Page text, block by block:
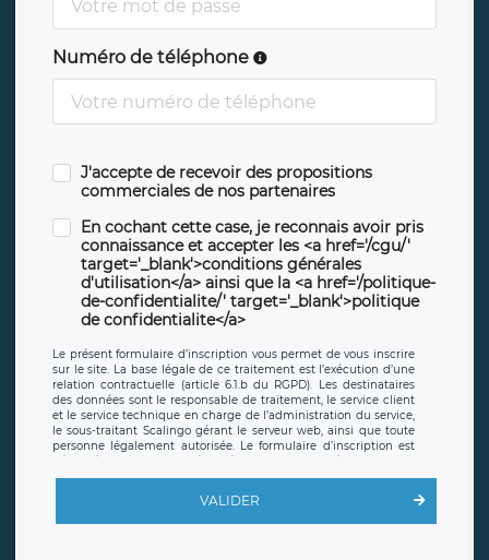
Numéro de téléphone
J'accepte de recevoir des propositions
commerciales de nos partenaires
En cochant cette case, je reconnais avoir pris
connaissance et accepter les <a href='/cgu/'
target='_blank'>conditions générales
d'utilisation</a> ainsi que la <a href='/politique-
de-confidentialite/' target='_blank'>politique
de confidentialite</a>
Le présent formulaire d’inscription vous permet de vous inscrire
sur le site. La base légale de ce traitement est l’exécution d’une
relation contractuelle (article 6.1.b du RGPD). Les destinataires
des données sont le responsable de traitement, le service client
et le service technique en charge de l’administration du service,
le sous-traitant Scalingo gérant le serveur web, ainsi que toute
personne légalement autorisée. Le formulaire d’inscription est
offrant desclauses de protection conformes au RGPD. Les
en sollicite la suppression, étant entendu que vous pouvez
demander la suppression de vos données et retirer votre
VALIDER